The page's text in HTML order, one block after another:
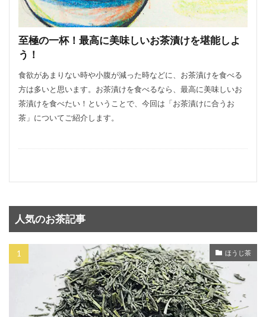
至極の一杯！最高に美味しいお茶漬けを堪能しよ
う！
食欲があまりない時や小腹が減った時などに、お茶漬けを食べる
方は多いと思います。お茶漬けを食べるなら、最高に美味しいお
茶漬けを食べたい！ということで、今回は「お茶漬けに合うお
茶」についてご紹介します。
人気のお茶記事
ほうじ茶